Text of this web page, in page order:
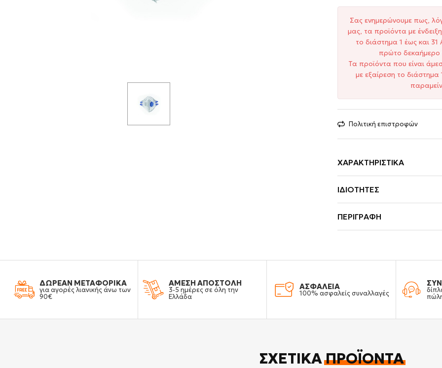
Σας ενημερώνουμε πως,
μας, τα προϊόντα με
το διάστημα 1 έως και
πρώτο δεκαήμερο
Τα προϊόντα που είναι
με εξαίρεση το
Πολιτική επιστροφών
ΧΑΡΑΚΤΗΡΙΣΤΙΚΆ
ΙΔΙΌΤΗΤΕΣ
ΠΕΡΙΓΡΑΦΉ
ΔΩΡΕΑΝ ΜΕΤΑΦΟΡΙΚΑ
για αγορές λιανικής άνω των
90€
ΑΜΕΣΗ ΑΠΟΣΤΟΛΗ
3-5 ημέρες σε όλη την
Ελλάδα
ΑΣΦΑΛΕΙΑ
100% ασφαλείς συναλλαγές
ΣΧΕΤΙΚΆΠΡΟΪΌΝΤΑ